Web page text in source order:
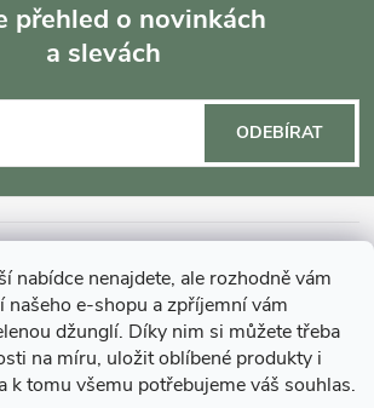
nabídce nenajdete, ale rozhodně vám
našeho e-shopu a zpříjemní vám
džunglí. Díky nim si můžete třeba
na míru, uložit oblíbené produkty i
k tomu všemu potřebujeme váš souhlas.
přehled o novinkách
a slevách
ODEBÍRAT
ZAJÍMAT